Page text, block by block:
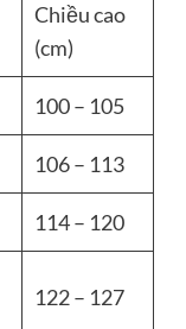
Chiều cao
(cm)
100 – 105
106 – 113
114 – 120
122 – 127